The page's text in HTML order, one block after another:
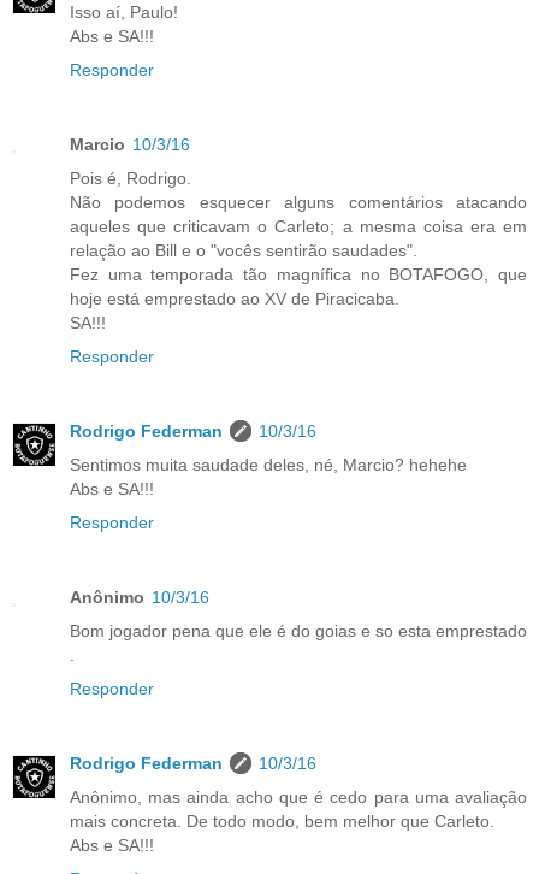
Isso aí, Paulo!
Abs e SA!!!
Responder
Marcio 10/3/16
Pois é, Rodrigo.
Não podemos esquecer alguns comentários atacando
aqueles que criticavam o Carleto; a mesma coisa era em
relação ao Bill e o "vocês sentirão saudades".
Fez uma temporada tão magnífica no BOTAFOGO, que
hoje está emprestado ao XV de Piracicaba.
SA!!!
Responder
Rodrigo Federman
10/3/16
Sentimos muita saudade deles, né, Marcio? hehehe
Abs e SA!!!
Responder
Anônimo 10/3/16
Bom jogador pena que ele é do goias e so esta emprestado
Responder
Rodrigo Federman
10/3/16
Anônimo, mas ainda acho que é cedo para uma avaliação
mais concreta. De todo modo, bem melhor que Carleto.
Abs e SA!!!